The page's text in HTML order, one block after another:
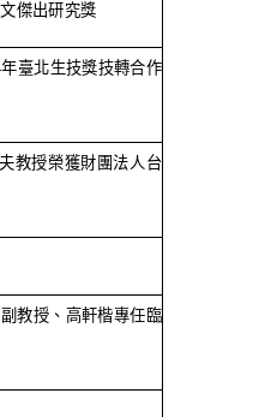
傑出研究獎
年臺北生技獎技轉合作
教授榮獲財團法人台
教授、高軒楷專任臨